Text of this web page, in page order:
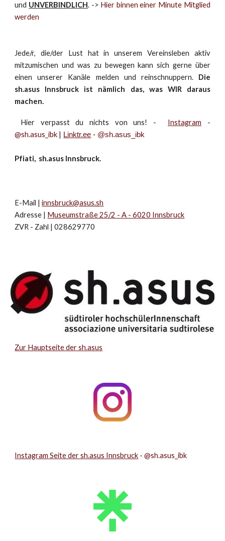
und UNVERBINDLICH. -> Hier binnen einer Minute Mitglied
werden
Jede/r, die/der Lust hat in unserem Vereinsleben aktiv
mitzumischen und was zu bewegen kann sich gerne über
einen unserer Kanäle melden und reinschnuppern. Die
sh.asus Innsbruck ist nämlich das, was WIR daraus
machen.
Hier verpasst du nichts von uns! - Instagram -
@sh.asus_ibk | Linktr.ee - @sh.asus_ibk
Pfiati, sh.asus Innsbruck.
E-Mail |innsbruck@asus.sh
Adresse | Museumstraße 25/2 - A - 6020 Innsbruck
ZVR - Zahl | 028629770
Zur Hauptseite der sh.asus
Instagram Seite der sh.asus Innsbruck - @sh.asus_ibk